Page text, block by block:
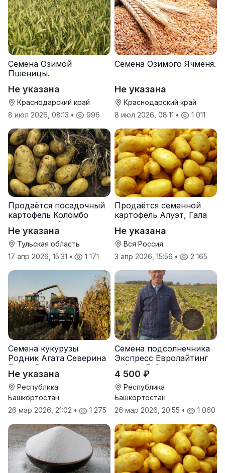
Семена Озимой
Пшеницы.
Не указана
Краснодарский край
8 июл 2026, 08:13 • 996
Семена Озимого Ячменя.
Не указана
Краснодарский край
8 июл 2026, 08:11 • 1 011
Продаётся посадочный
картофель Коломбо
оптом от трёх тонн
Не указана
Тульская область
17 апр 2026, 15:31 • 1 171
Продаётся семенной
картофель Алуэт, Гала
Не указана
Вся Россия
3 апр 2026, 15:56 • 2 165
Семена кукурузы
Родник Агата Северина
Берта Вилора
Прохладненский Дарина
Росс Машук Катерина
Не указана
Республика
Башкортостан
26 мар 2026, 21:02 • 1 275
Семена подсолнечника
Экспресс Евролайтинг
гибрид F-G+
4 500 ₽
Республика
Башкортостан
26 мар 2026, 20:55 • 1 060